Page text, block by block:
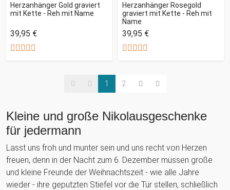
Herzanhänger Gold graviert
mit Kette - Reh mit Name
39,95 €
Herzanhänger Rosegold
graviert mit Kette - Reh mit
Name
39,95 €
1 2
Kleine und große Nikolausgeschenke
für jedermann
Lasst uns froh und munter sein und uns recht von Herzen
freuen, denn in der Nacht zum 6. Dezember müssen große
und kleine Freunde der Weihnachtszeit - wie alle Jahre
wieder - ihre geputzten Stiefel vor die Tür stellen, schließlich